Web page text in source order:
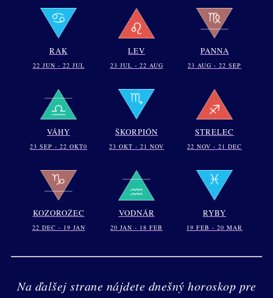
RAK
22 JUN - 22 JUL
LEV
23 JUL - 22 AUG
PANNA
23 AUG - 22 SEP
VÁHY
23 SEP - 22 OKT0
ŠKORPIÓN
23 OKT - 21 NOV
STRELEC
22 NOV - 21 DEC
KOZOROŽEC
22 DEC - 19 JAN
VODNÁR
20 JAN - 18 FEB
RYBY
19 FEB - 20 MAR
Na ďalšej strane nájdete dnešný horoskop pre